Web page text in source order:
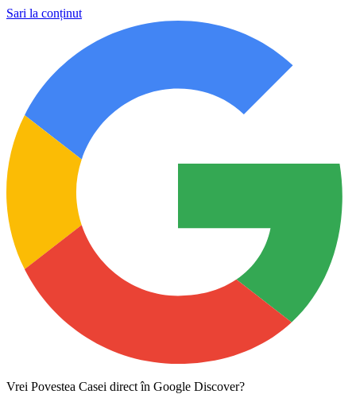
Sari la conținut
Vrei Povestea Casei direct în Google Discover?